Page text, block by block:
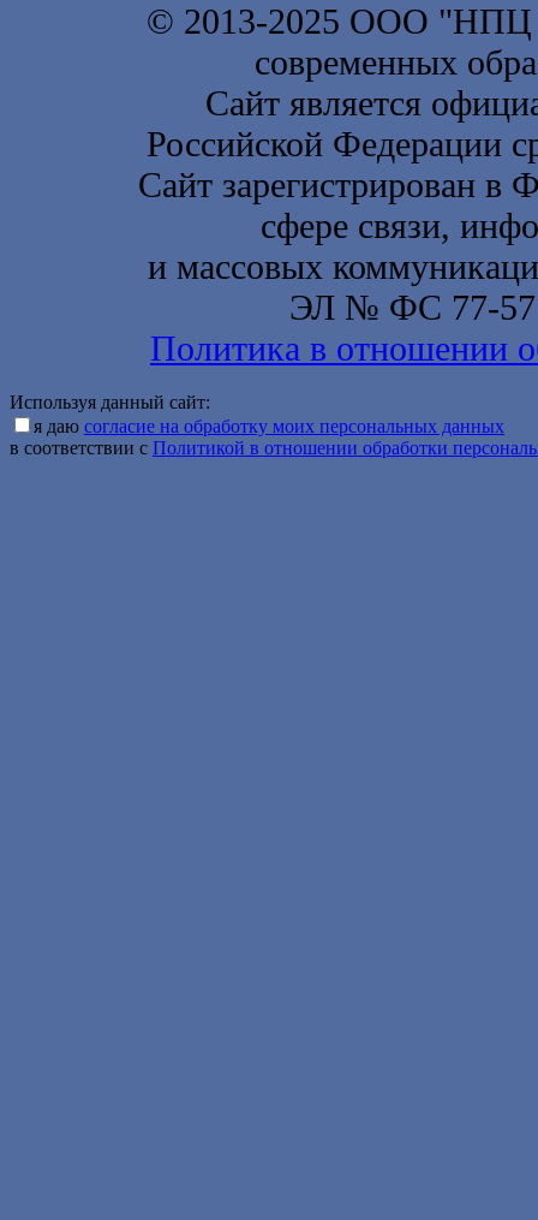
© 2013-2025 ООО
современных
Сайт является
Российской Федерации
Сайт зарегистрирован в
сфере связи,
и массовых
ЭЛ № ФС 77-
Политика в отношении
Используя данный сайт:
я даю согласие на обработку моих персональных данных
в соответствии с Политикой в отношении обработки